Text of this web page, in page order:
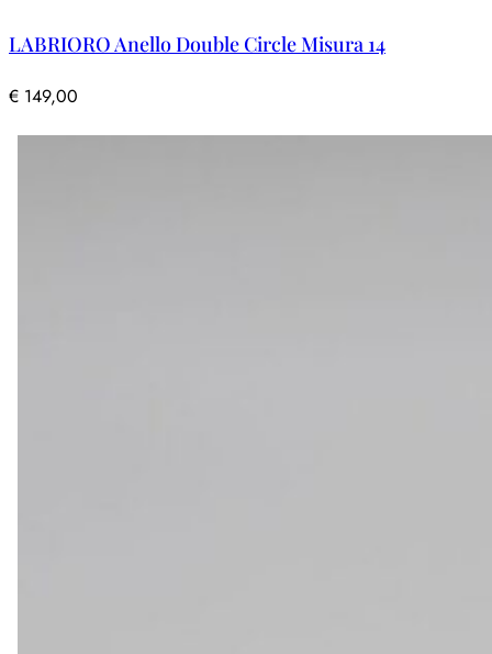
LABRIORO Anello Double Circle Misura 14
€ 149,00